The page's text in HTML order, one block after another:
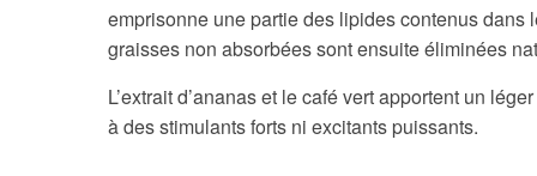
emprisonne une partie des lipides contenus
graisses non absorbées sont ensuite éliminées
L’extrait d’ananas et le café vert apportent un
à des stimulants forts ni excitants puissants.